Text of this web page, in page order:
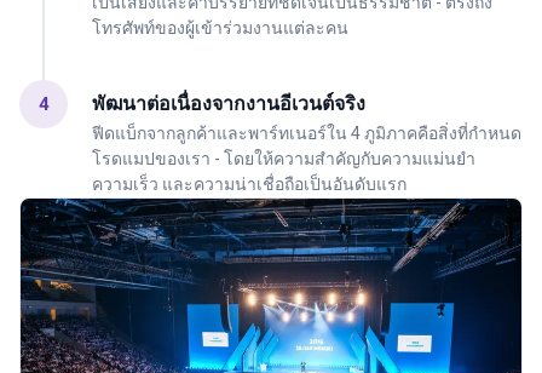
โทรศัพท์ของผู้เข้าร่วมงานแต่ละคน
4 พัฒนาต่อเนื่องจากงานอีเวนต์จริง
ฟีดแบ็กจากลูกค้าและพาร์ทเนอร์ใน 4 ภูมิภาคคือสิ่งที่กำหนด
โรดแมปของเรา - โดยให้ความสำคัญกับความแม่นยำ
ความเร็ว และความน่าเชื่อถือเป็นอันดับแรก